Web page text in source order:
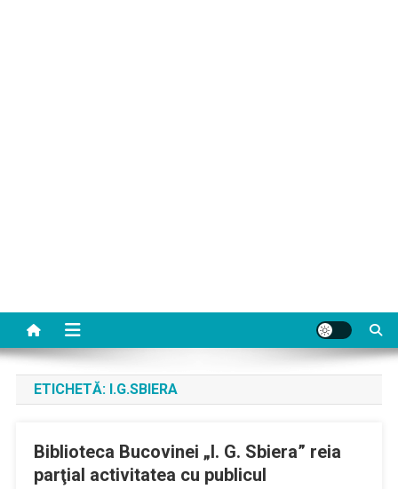
ETICHETĂ: I.G.SBIERA
Biblioteca Bucovinei „I. G. Sbiera” reia
parţial activitatea cu publicul